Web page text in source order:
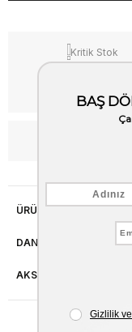
Kritik Stok
Kargo Bedava
ÜRÜN ÖZELLIKLERI
DANIŞMA HATTI
AKSESUAR ONARIMI